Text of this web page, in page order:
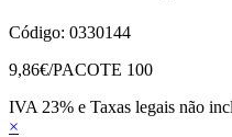
Código: 0330144
9,86€/PACOTE 100
IVA 23% e Taxas legais não
×